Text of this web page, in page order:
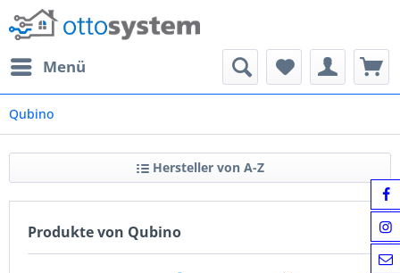
Menü
Qubino
Hersteller von A-Z
Produkte von Qubino